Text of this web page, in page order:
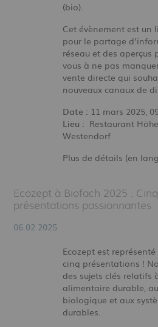
(bio).
Cet évènement est un
pour le partage
réseau et des aperçus
vous à ne pas
vente directe qui
nouveaux canaux de
Date : 11 mars 2025,
Lieu : Restaurant
Westendorf
Plus de détails (en
Ecozept à Biofach 2025 : Cinq
présentations passionnantes
06.02.2025
Ecozept est
cinq présentations !
des sujets clés
alimentaire durable,
biologique et aux
durables.